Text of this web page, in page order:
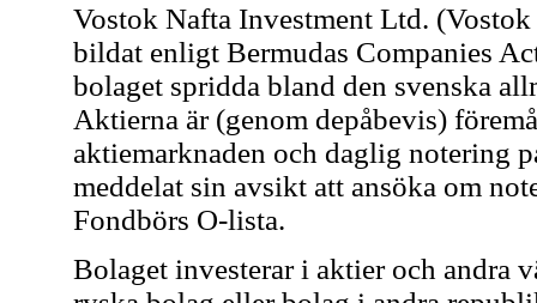
Vostok Nafta Investment Ltd.
bildat enligt Bermudas Companies
bolaget spridda bland den svenska
Aktierna är (genom depåbevis)
aktiemarknaden och daglig notering
meddelat sin avsikt att ansöka om
Fondbörs O-lista.
Bolaget investerar i aktier och andra